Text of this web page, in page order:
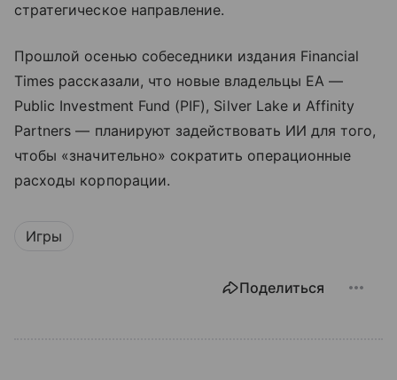
стратегическое направление.
Прошлой осенью собеседники издания Financial
Times рассказали, что новые владельцы EA —
Public Investment Fund (PIF), Silver Lake и Affinity
Partners — планируют задействовать ИИ для того,
чтобы «значительно» сократить операционные
расходы корпорации.
Игры
Поделиться